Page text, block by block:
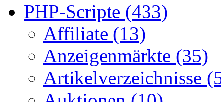
PHP-Scripte (433)
Affiliate (13)
Anzeigenmärkte (35)
Artikelverzeichnisse